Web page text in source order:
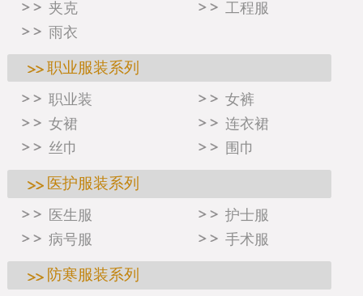
夹克
工程服
雨衣
职业服装系列
职业装
女裤
女裙
连衣裙
丝巾
围巾
医护服装系列
医生服
护士服
病号服
手术服
防寒服装系列